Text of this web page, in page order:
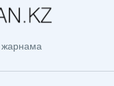
жарнама